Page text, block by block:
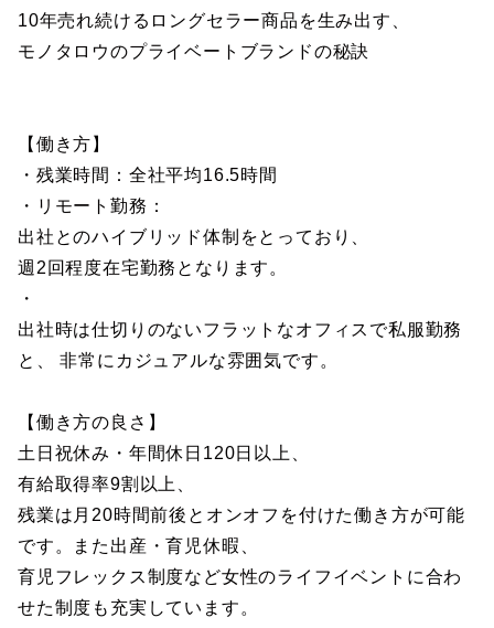
10年売れ続けるロングセラー商品を生み出す、
モノタロウのプライベートブランドの秘訣
【働き方】
・残業時間：全社平均16.5時間
・リモート勤務：
出社とのハイブリッド体制をとっており、
週2回程度在宅勤務となります。
・
出社時は仕切りのないフラットなオフィスで私服勤務
と、 非常にカジュアルな雰囲気です。
【働き方の良さ】
土日祝休み・年間休日120日以上、
有給取得率9割以上、
残業は月20時間前後とオンオフを付けた働き方が可能
です。また出産・育児休暇、
育児フレックス制度など女性のライフイベントに合わ
せた制度も充実しています。